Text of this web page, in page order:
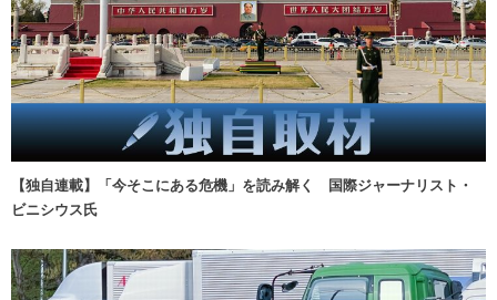
【独自連載】「今そこにある危機」を読み解く 国際ジャーナリスト・
ビニシウス氏